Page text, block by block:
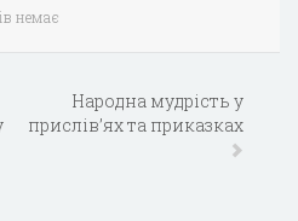
немає
Народна мудрість у
прислів’ях та приказках